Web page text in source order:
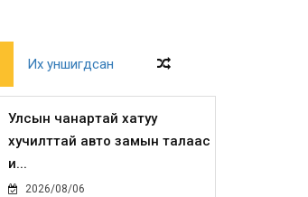
Их уншигдсан
Улсын чанартай хатуу
хучилттай авто замын талаас
и...
2026/08/06